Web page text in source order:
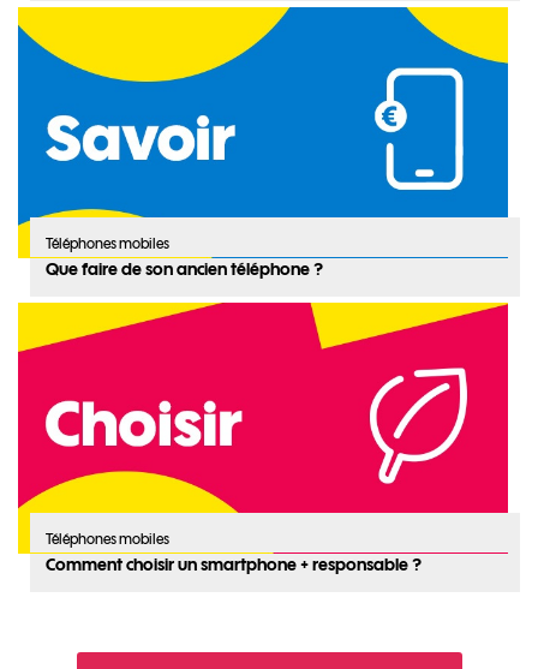
Téléphones mobiles
Que faire de son ancien téléphone ?
Téléphones mobiles
Comment choisir un smartphone + responsable ?